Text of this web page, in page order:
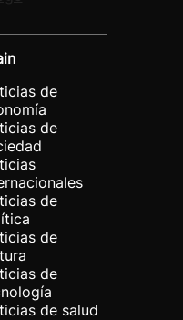
de
de
de
de
de
de salud